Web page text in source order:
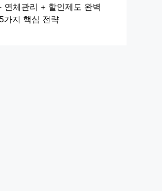
연체관리 + 할인제도 완벽
가지 핵심 전략